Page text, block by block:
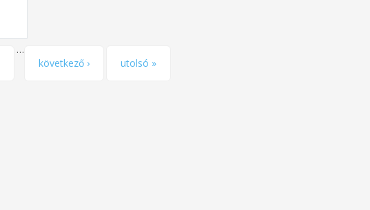
…
következő ›
utolsó »